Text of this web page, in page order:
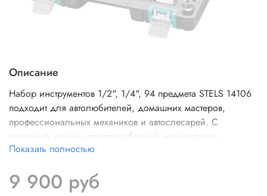
Описание
Набор инструментов 1/2", 1/4", 94 предмета STELS 14106
подходит для автолюбителей, домашних мастеров,
профессиональных механиков и автослесарей. С
помощью данных приспособлений можно легко
осуществить ремонт различной бытовой или садовой
оборудования.
Показать полностью
9 900 руб